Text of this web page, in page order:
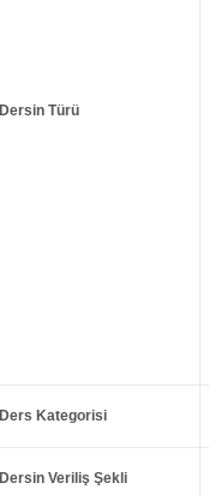
Dersin Türü
Ders Kategorisi
Dersin Veriliş Şekli